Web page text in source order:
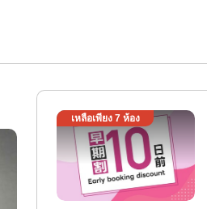
เหลือเพียง 7ห้อง